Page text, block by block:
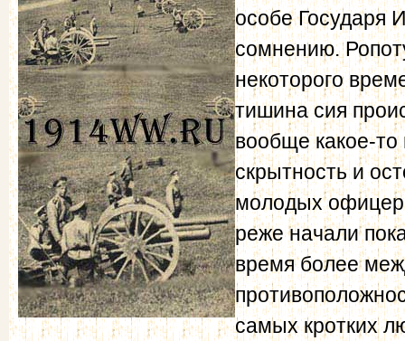
особе Государя
сомнению.
некоторого
тишина сия
вообще какое-то
скрытность и
молодых
реже начали
время более
самых кротких